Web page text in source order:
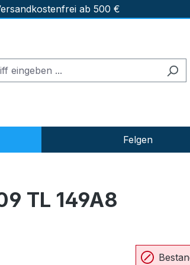
ab 500 €
Felgen
TL 149A8